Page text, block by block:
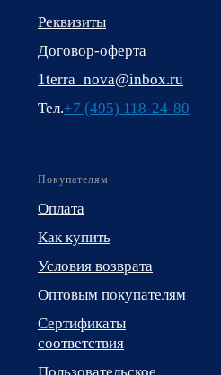
Реквизиты
Договор-оферта
1terra_nova@inbox.ru
Тел.+7 (495) 118-24-80
Покупателям
Оплата
Как купить
Условия возврата
Оптовым покупателям
Сертификаты
соответствия